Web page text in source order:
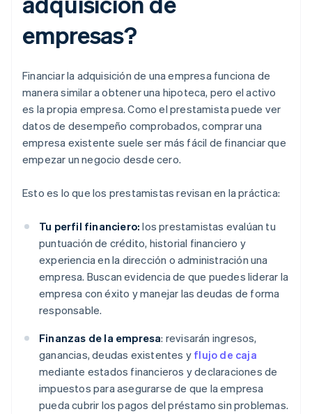
empresas?
Financiar la adquisición de una empresa funciona de
manera similar a obtener una hipoteca, pero el activo
es la propia empresa. Como el prestamista puede ver
datos de desempeño comprobados, comprar una
empresa existente suele ser más fácil de financiar que
empezar un negocio desde cero.
Esto es lo que los prestamistas revisan en la práctica:
Tu perfil financiero: los prestamistas evalúan tu
puntuación de crédito, historial financiero y
experiencia en la dirección o administración una
empresa. Buscan evidencia de que puedes liderar la
empresa con éxito y manejar las deudas de forma
responsable.
Finanzas de la empresa: revisarán ingresos,
ganancias, deudas existentes y flujo de caja
mediante estados financieros y declaraciones de
impuestos para asegurarse de que la empresa
pueda cubrir los pagos del préstamo sin problemas.